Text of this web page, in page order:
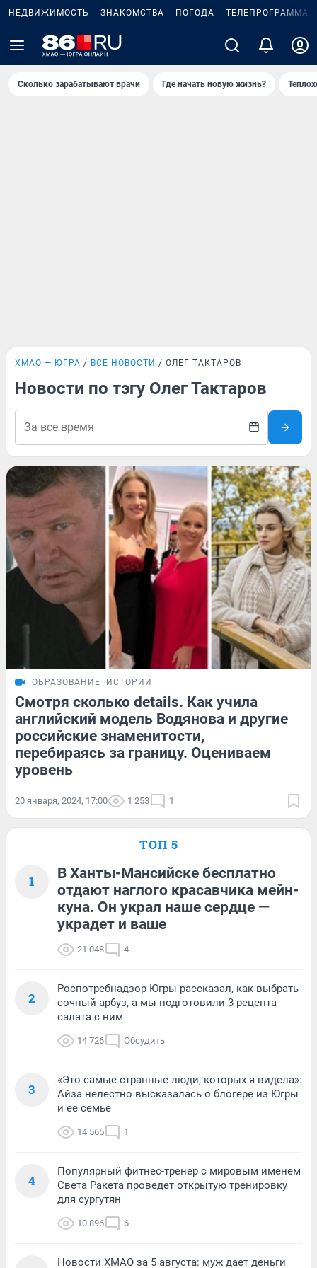
НЕДВИЖИМОСТЬ ЗНАКОМСТВА ПОГОДА ТЕЛЕПРОГРАММА
Сколько зарабатывают врачи Где начать новую жизнь?
ХМАО — ЮГРА ВСЕ НОВОСТИ ОЛЕГ ТАКТАРОВ
Новости по тэгу Олег Тактаров
ОБРАЗОВАНИЕ ИСТОРИИ
Смотря сколько details. Как учила
английский модель Водянова и другие
российские знаменитости,
перебираясь за границу. Оцениваем
уровень
20 января, 2024, 17:00 1 253 1
ТОП 5
1
В Ханты-Мансийске бесплатно
отдают наглого красавчика мейн-
куна. Он украл наше сердце —
украдет и ваше
21 048 4
2
Роспотребнадзор Югры рассказал, как выбрать
сочный арбуз, а мы подготовили 3 рецепта
салата с ним
14 726 Обсудить
3
«Это самые странные люди, которых я видела»:
Айза нелестно высказалась о блогере из Югры
и ее семье
14 565 1
4
Популярный фитнес-тренер с мировым именем
Света Ракета проведет открытую тренировку
для сургутян
10 896 6
Новости ХМАО за 5 августа: муж дает деньги